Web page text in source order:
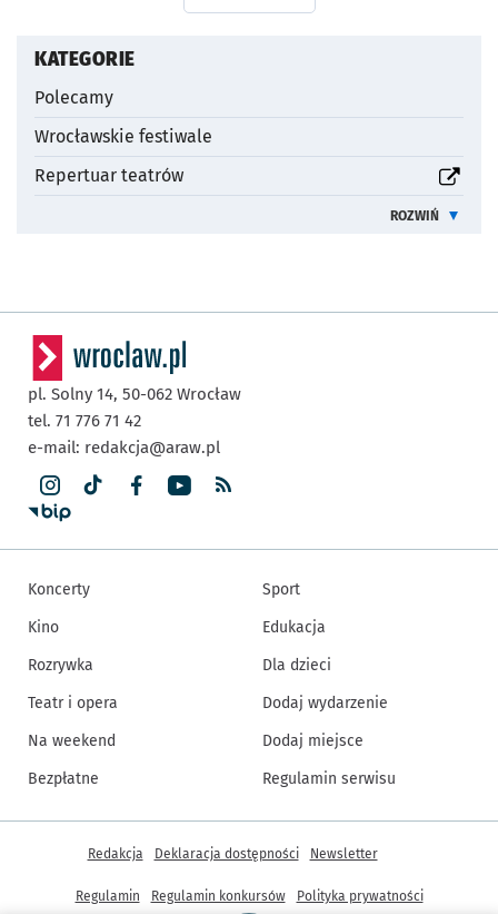
KATEGORIE
Polecamy
Wrocławskie festiwale
Repertuar teatrówotworzy się w nowej karcie
ROZWIŃ
pl. Solny 14, 50-062 Wrocław
tel. 71 776 71 42
e-mail: redakcja@araw.pl
Koncerty
Kino
Rozrywka
Teatr i opera
Na weekend
Bezpłatne
Sport
Edukacja
Dla dzieci
Dodaj wydarzenie
Dodaj miejsce
Regulamin serwisu
Inne informacje
Redakcja Deklaracja dostępności Newsletter
Regulamin Regulamin konkursów Polityka prywatności